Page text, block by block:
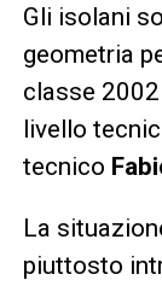
Gli isolani
geometria
classe
livello
tecnico
La
piuttosto